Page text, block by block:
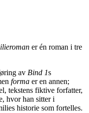
er én roman i tre
av Bind 1s
forma er en annen;
tekstens fiktive forfatter,
hvor han sitter i
historie som fortelles.